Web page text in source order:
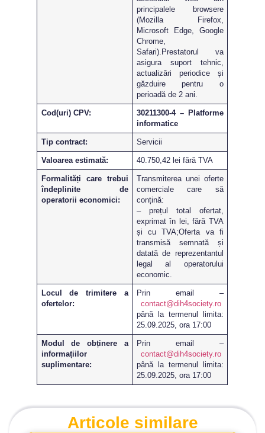
principalele browsere
(Mozilla Firefox,
Microsoft Edge, Google
Chrome,
Safari).Prestatorul va
asigura suport tehnic,
actualizări periodice și
găzduire pentru o
perioadă de 2 ani.
Cod(uri) CPV:
30211300-4 – Platforme
informatice
Tip contract: Servicii
Valoarea estimată: 40.750,42 lei fără TVA
Formalități care trebui
îndeplinite de
operatorii economici:
Transmiterea unei oferte
comerciale care să
conțină:
– prețul total ofertat,
exprimat în lei, fără TVA
și cu TVA;Oferta va fi
transmisă semnată și
datată de reprezentantul
legal al operatorului
economic.
Locul de trimitere a
ofertelor:
Prin email –
contact@dih4society.ro
până la termenul limita:
25.09.2025, ora 17:00
Modul de obținere a
informațiilor
suplimentare:
Prin email –
contact@dih4society.ro
până la termenul limita:
25.09.2025, ora 17:00
Articole similare